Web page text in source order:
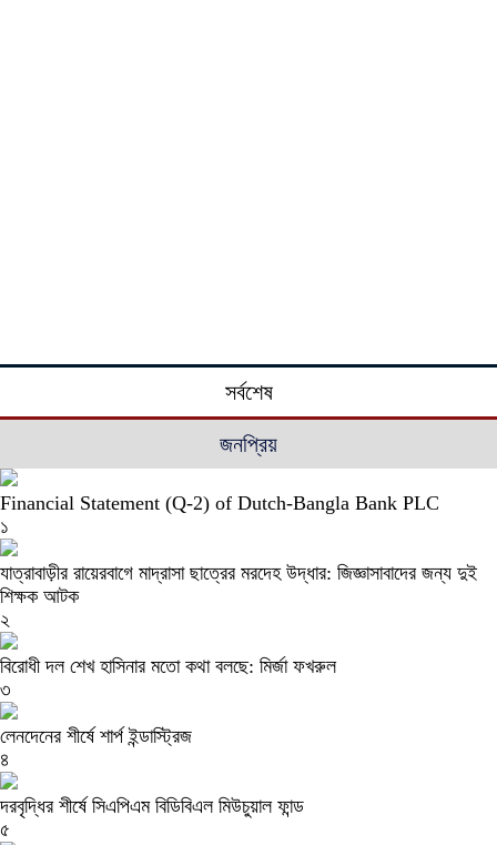
সর্বশেষ
জনপ্রিয়
Financial Statement (Q-2) of Dutch-Bangla Bank PLC
১
যাত্রাবাড়ীর রায়েরবাগে মাদ্রাসা ছাত্রের মরদেহ উদ্ধার: জিজ্ঞাসাবাদের জন্য দুই
শিক্ষক আটক
২
বিরোধী দল শেখ হাসিনার মতো কথা বলছে: মির্জা ফখরুল
৩
লেনদেনের শীর্ষে শার্প ইন্ডাস্ট্রিজ
৪
দরবৃদ্ধির শীর্ষে সিএপিএম বিডিবিএল মিউচুয়াল ফান্ড
৫